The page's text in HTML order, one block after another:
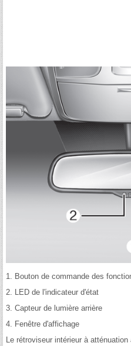
1. Bouton de commande des
2. LED de l'indicateur d'état
3. Capteur de lumière arrière
4. Fenêtre d'affichage
Le rétroviseur intérieur à